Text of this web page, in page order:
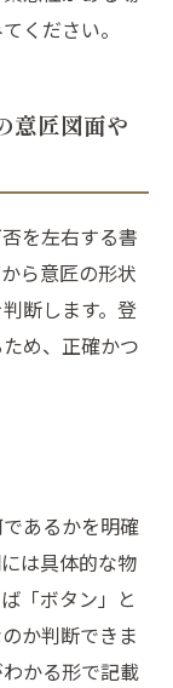
ください。
意匠図面や
を左右する書
ら意匠の形状
断します。登
め、正確かつ
あるかを明確
は具体的な物
「ボタン」と
か判断できま
かる形で記載